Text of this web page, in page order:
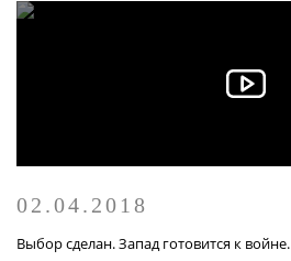
02.04.2018
Выбор сделан. Запад готовится к войне.